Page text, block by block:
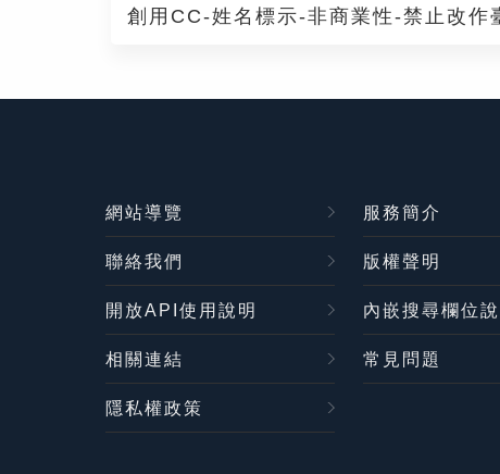
創用CC-姓名標示-非商業性-禁止改作
網站導覽 服務簡介
聯絡我們 版權聲明
開放API使用說明 內嵌搜尋欄位說
相關連結 常見問題
隱私權政策